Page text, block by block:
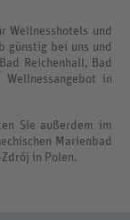
Wellnesshotels und
günstig bei uns und
Reichenhall, Bad
in
Sie außerdem im
Marienbad
in Polen.